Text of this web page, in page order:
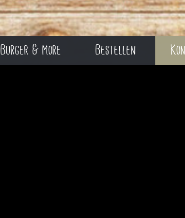
Burger & more Bestellen